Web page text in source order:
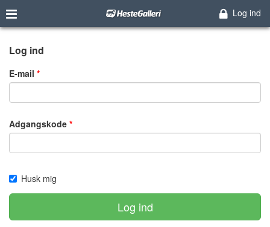
Log ind
Log ind
E-mail
Adgangskode
Husk mig
Log ind